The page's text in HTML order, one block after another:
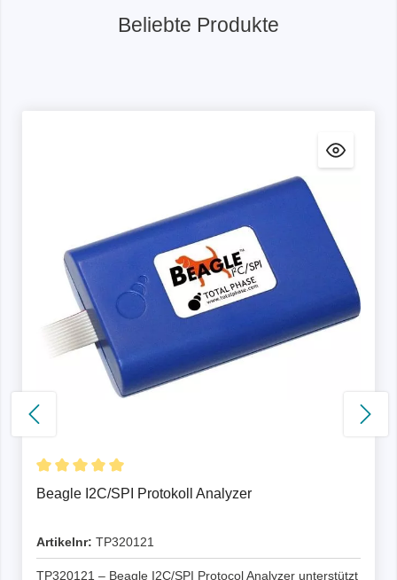
Beliebte Produkte
Beagle I2C/SPI Protokoll Analyzer
Artikelnr: TP320121
TP320121 – Beagle I2C/SPI Protocol Analyzer unterstützt